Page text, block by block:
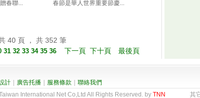
春聯...
春節是華人世界重要節慶...
40 頁 ， 共 352 筆
31 32 33 34 35 36 下一頁 下十頁 最後頁
計 廣告托播 服務條款
聯絡我們
International Net Co,Ltd All Rights Reserved. by TNN 其它地